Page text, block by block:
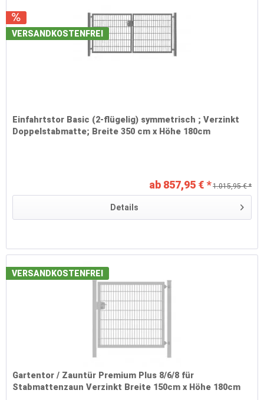
VERSANDKOSTENFREI
Einfahrtstor Basic (2-flügelig) symmetrisch ; Verzinkt
Doppelstabmatte; Breite 350 cm x Höhe 180cm
ab 857,95 € * 1.015,95 € *
Details
VERSANDKOSTENFREI
Gartentor / Zauntür Premium Plus 8/6/8 für
Stabmattenzaun Verzinkt Breite 150cm x Höhe 180cm